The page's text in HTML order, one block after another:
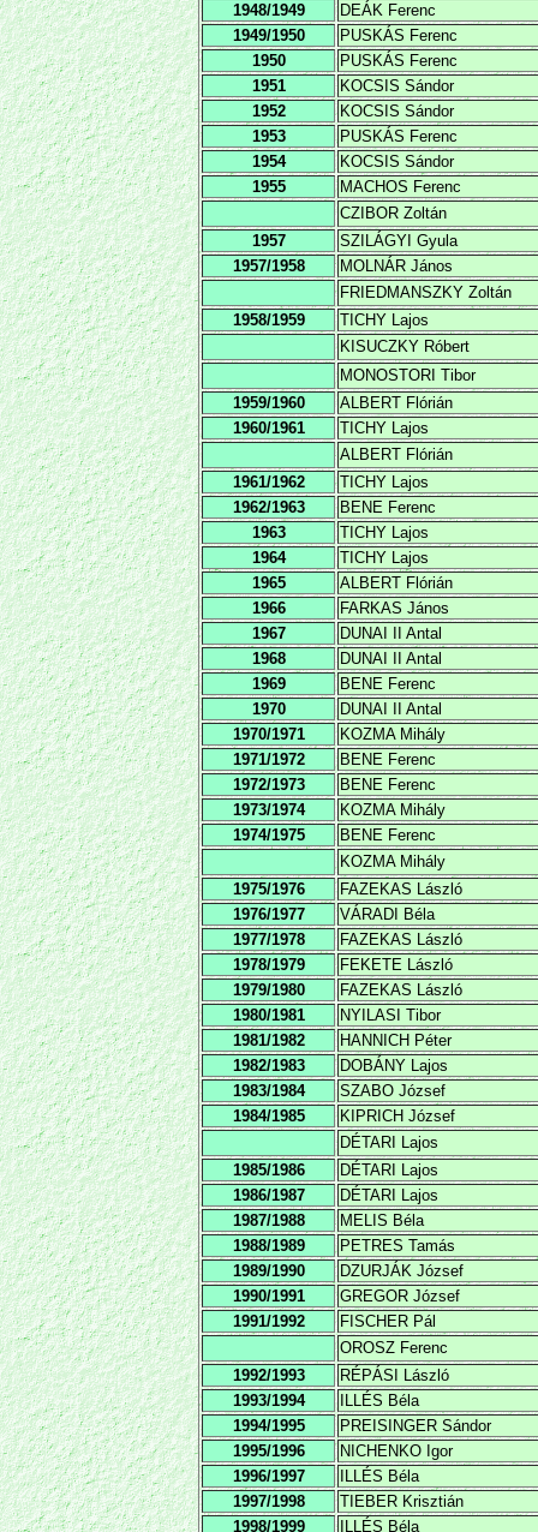
1948/1949
DEÁK Ferenc
1949/1950
PUSKÁS Ferenc
1950
PUSKÁS Ferenc
1951
KOCSIS Sándor
1952
KOCSIS Sándor
1953
PUSKÁS Ferenc
1954
KOCSIS Sándor
1955
MACHOS Ferenc
CZIBOR Zoltán
1957
SZILÁGYI Gyula
1957/1958
MOLNÁR János
FRIEDMANSZKY Zoltán
1958/1959
TICHY Lajos
KISUCZKY Róbert
MONOSTORI Tibor
1959/1960
ALBERT Flórián
1960/1961
TICHY Lajos
ALBERT Flórián
1961/1962
TICHY Lajos
1962/1963
BENE Ferenc
1963
TICHY Lajos
1964
TICHY Lajos
1965
ALBERT Flórián
1966
FARKAS János
1967
DUNAI II Antal
1968
DUNAI II Antal
1969
BENE Ferenc
1970
DUNAI II Antal
1970/1971
KOZMA Mihály
1971/1972
BENE Ferenc
1972/1973
BENE Ferenc
1973/1974
KOZMA Mihály
1974/1975
BENE Ferenc
KOZMA Mihály
1975/1976
FAZEKAS László
1976/1977
VÁRADI Béla
1977/1978
FAZEKAS László
1978/1979
FEKETE László
1979/1980
FAZEKAS László
1980/1981
NYILASI Tibor
1981/1982
HANNICH Péter
1982/1983
DOBÁNY Lajos
1983/1984
SZABO József
1984/1985
KIPRICH József
DÉTARI Lajos
1985/1986
DÉTARI Lajos
1986/1987
DÉTARI Lajos
1987/1988
MELIS Béla
1988/1989
PETRES Tamás
1989/1990
DZURJÁK József
1990/1991
GREGOR József
1991/1992
FISCHER Pál
OROSZ Ferenc
1992/1993
RÉPÁSI László
1993/1994
ILLÉS Béla
1994/1995
PREISINGER Sándor
1995/1996
NICHENKO Igor
1996/1997
ILLÉS Béla
1997/1998
TIEBER Krisztián
1998/1999
ILLÉS Béla